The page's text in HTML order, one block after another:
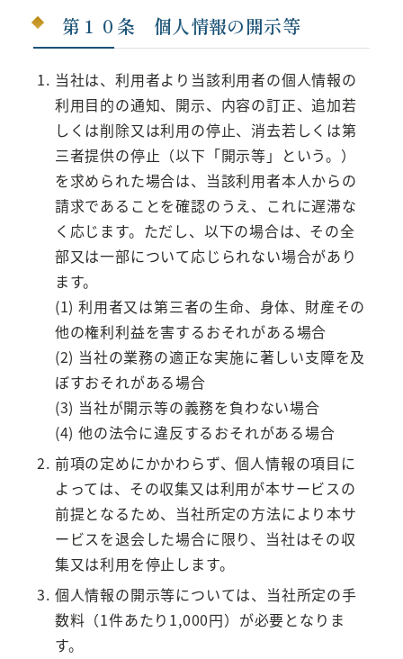
第１０条 個人情報の開示等
当社は、利用者より当該利用者の個人情報の
利用目的の通知、開示、内容の訂正、追加若
しくは削除又は利用の停止、消去若しくは第
三者提供の停止（以下「開示等」という。）
を求められた場合は、当該利用者本人からの
請求であることを確認のうえ、これに遅滞な
く応じます。ただし、以下の場合は、その全
部又は一部について応じられない場合があり
ます。
(1) 利用者又は第三者の生命、身体、財産その
他の権利利益を害するおそれがある場合
(2) 当社の業務の適正な実施に著しい支障を及
ぼすおそれがある場合
(3) 当社が開示等の義務を負わない場合
(4) 他の法令に違反するおそれがある場合
前項の定めにかかわらず、個人情報の項目に
よっては、その収集又は利用が本サービスの
前提となるため、当社所定の方法により本サ
ービスを退会した場合に限り、当社はその収
集又は利用を停止します。
個人情報の開示等については、当社所定の手
数料（1件あたり1,000円）が必要となりま
す。